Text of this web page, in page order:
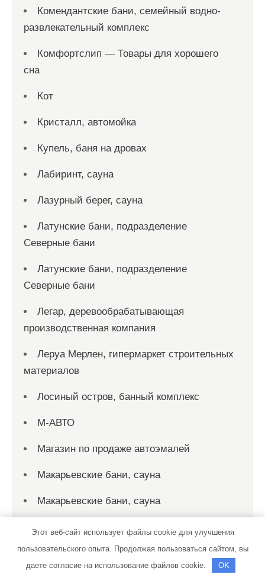
Комендантские бани, семейный водно-
развлекательный комплекс
Комфортслип — Товары для хорошего
сна
Кот
Кристалл, автомойка
Купель, баня на дровах
Лабиринт, сауна
Лазурный берег, сауна
Латунские бани, подразделение
Северные бани
Латунские бани, подразделение
Северные бани
Легар, деревообрабатывающая
производственная компания
Леруа Мерлен, гипермаркет строительных
материалов
Лосиный остров, банный комплекс
М-АВТО
Магазин по продаже автоэмалей
Макарьевские бани, сауна
Макарьевские бани, сауна
Мандарин, сауна
Маск, гостиница
Этот веб-сайт использует файлы cookie для улучшения
пользовательского опыта. Продолжая пользоваться сайтом, вы
даете согласие на использование файлов cookie.
OK